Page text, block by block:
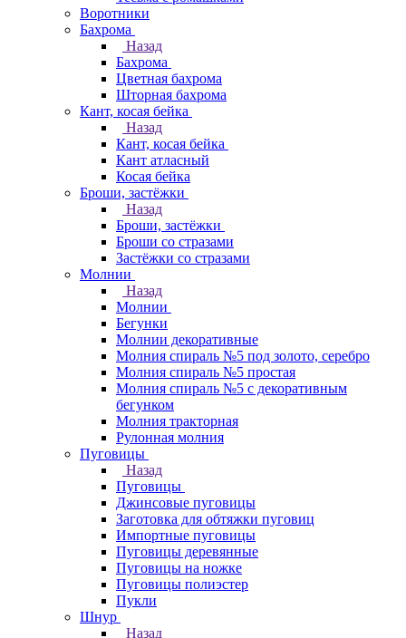
Воротники
Бахрома
Назад
Бахрома
Цветная бахрома
Шторная бахрома
Кант, косая бейка
Назад
Кант, косая бейка
Кант атласный
Косая бейка
Броши, застёжки
Назад
Броши, застёжки
Броши со стразами
Застёжки со стразами
Молнии
Назад
Молнии
Бегунки
Молнии декоративные
Молния спираль №5 под золото, серебро
Молния спираль №5 простая
Молния спираль №5 с декоративным
бегунком
Молния тракторная
Рулонная молния
Пуговицы
Назад
Пуговицы
Джинсовые пуговицы
Заготовка для обтяжки пуговиц
Импортные пуговицы
Пуговицы деревянные
Пуговицы на ножке
Пуговицы полиэстер
Пукли
Шнур
Назад